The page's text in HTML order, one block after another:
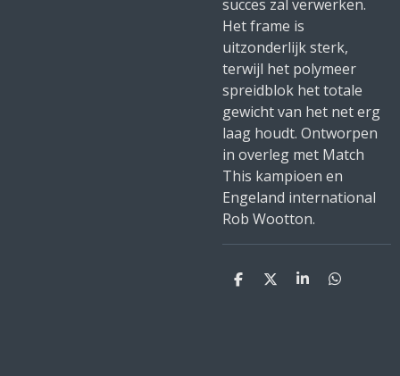
succes zal verwerken.
Het frame is
uitzonderlijk sterk,
terwijl het polymeer
spreidblok het totale
gewicht van het net erg
laag houdt. Ontworpen
in overleg met Match
This kampioen en
Engeland international
Rob Wootton.
D
D
S
D